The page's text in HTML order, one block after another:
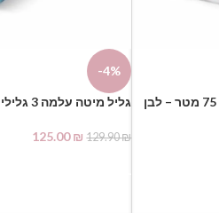
-4%
גליל מיטה עלמה 3 גלילים
129.90₪
125.00₪